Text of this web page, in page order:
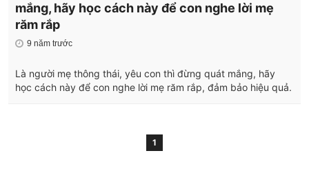
mắng, hãy học cách này để con nghe lời mẹ
răm rắp
9 năm trước
Là người mẹ thông thái, yêu con thì đừng quát mắng, hãy
học cách này để con nghe lời mẹ răm rắp, đảm bảo hiệu quả.
1